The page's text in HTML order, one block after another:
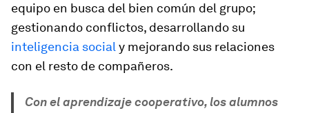
equipo en busca del bien común del grupo;
gestionando conflictos, desarrollando su
inteligencia social y mejorando sus relaciones
con el resto de compañeros.
Con el aprendizaje cooperativo, los alumnos